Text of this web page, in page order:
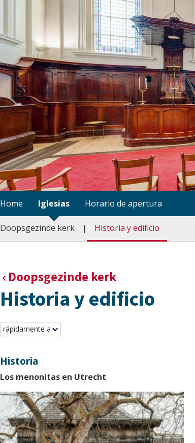
Home Iglesias
Doopsgezinde kerk Historia y edificio
Horario de apertura
Doopsgezinde kerk
Historia y edificio
rápidamente a
Historia
Los menonitas en Utrecht